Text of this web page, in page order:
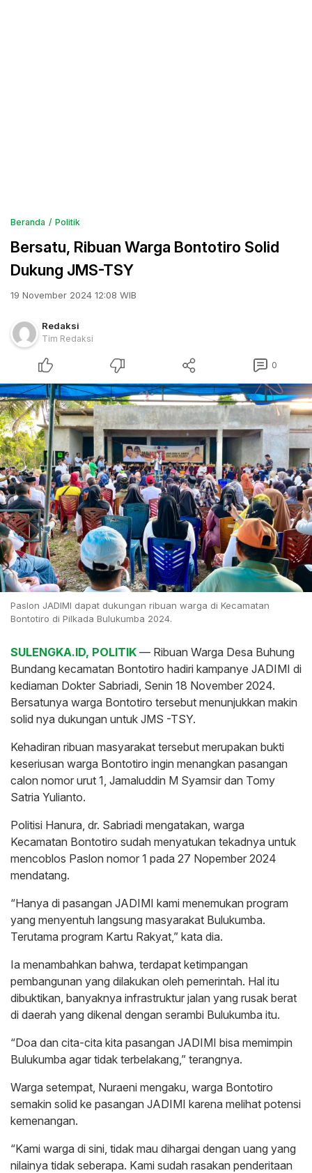
Beranda Politik
Bersatu, Ribuan Warga Bontotiro Solid
Dukung JMS-TSY
19 November 2024 12:08 WIB
Redaksi
Tim Redaksi
0
Paslon JADIMI dapat dukungan ribuan warga di Kecamatan
Bontotiro di Pilkada Bulukumba 2024.
SULENGKA.ID, POLITIK — Ribuan Warga Desa Buhung
Bundang kecamatan Bontotiro hadiri kampanye JADIMI di
kediaman Dokter Sabriadi, Senin 18 November 2024.
Bersatunya warga Bontotiro tersebut menunjukkan makin
solid nya dukungan untuk JMS -TSY.
Kehadiran ribuan masyarakat tersebut merupakan bukti
keseriusan warga Bontotiro ingin menangkan pasangan
calon nomor urut 1, Jamaluddin M Syamsir dan Tomy
Satria Yulianto.
Politisi Hanura, dr. Sabriadi mengatakan, warga
Kecamatan Bontotiro sudah menyatukan tekadnya untuk
mencoblos Paslon nomor 1 pada 27 Nopember 2024
mendatang.
“Hanya di pasangan JADIMI kami menemukan program
yang menyentuh langsung masyarakat Bulukumba.
Terutama program Kartu Rakyat,” kata dia.
Ia menambahkan bahwa, terdapat ketimpangan
pembangunan yang dilakukan oleh pemerintah. Hal itu
dibuktikan, banyaknya infrastruktur jalan yang rusak berat
di daerah yang dikenal dengan serambi Bulukumba itu.
“Doa dan cita-cita kita pasangan JADIMI bisa memimpin
Bulukumba agar tidak terbelakang,” terangnya.
Warga setempat, Nuraeni mengaku, warga Bontotiro
semakin solid ke pasangan JADIMI karena melihat potensi
kemenangan.
“Kami warga di sini, tidak mau dihargai dengan uang yang
nilainya tidak seberapa. Kami sudah rasakan penderitaan